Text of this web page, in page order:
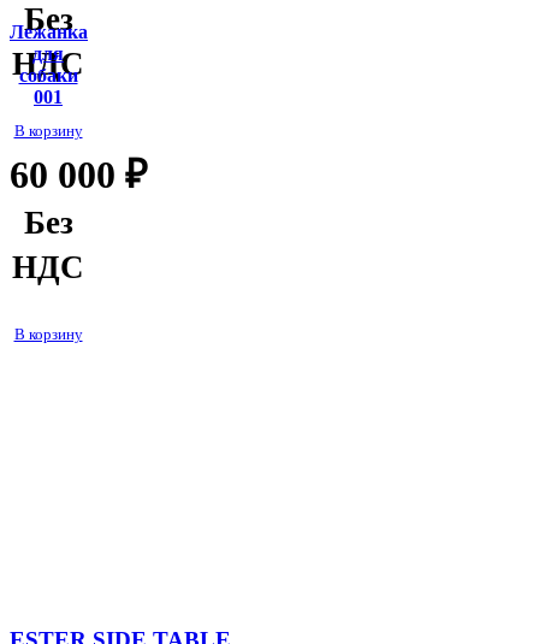
Без
НДС
В корзину
Лежанка
для
собаки
001
60 000 ₽
Без
НДС
В корзину